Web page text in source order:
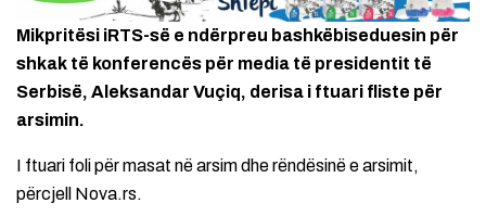
Mikpritësi iRTS-së e ndërpreu bashkëbiseduesin për
shkak të konferencës për media të presidentit të
Serbisë, Aleksandar Vuçiq, derisa i ftuari fliste për
arsimin.
I ftuari foli për masat në arsim dhe rëndësinë e arsimit,
përcjell Nova.rs.